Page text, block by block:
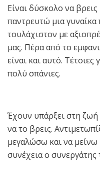
Είναι δύσκολο να
παντρευτώ μια
τουλάχιστον με
μας. Πέρα από το
είναι και αυτό. Τέτοιες
πολύ σπάνιες.
Έχουν υπάρξει στη
να το βρεις.
μεγαλώσω και να
συνέχεια ο συνεργάτης